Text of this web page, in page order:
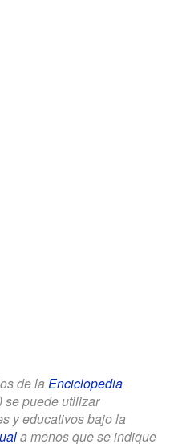
de la Enciclopedia
se puede utilizar
y educativos bajo la
a menos que se indique